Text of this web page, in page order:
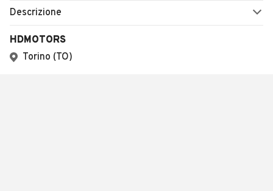
Descrizione
HDMOTORS
Torino (TO)